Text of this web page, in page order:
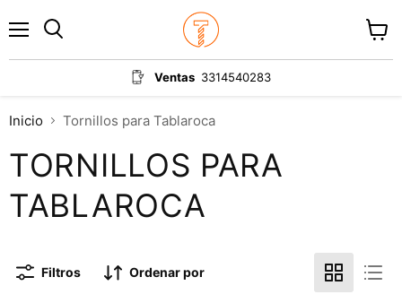
Ventas 3314540283
carrito
Inicio Tornillos para Tablaroca
TORNILLOS PARA
TABLAROCA
Filtros Ordenar por